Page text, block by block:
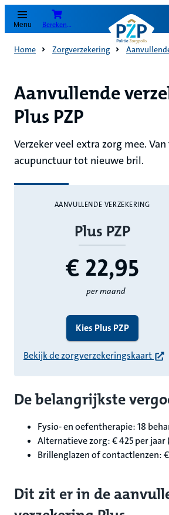
Menu Bereken je premie
Home Zorgverzekering
Aanvullende
Plus PZP
Verzeker veel extra zorg mee.
acupunctuur tot nieuwe bril.
AANVULLENDE VERZEKERING
Plus PZP
€ 22,95
per maand
Kies Plus PZP
Bekijk de zorgverzekeringskaart
De belangrijkste
Fysio- en oefentherapie: 18
Alternatieve zorg: € 425 per jaar
Brillenglazen of contactlenzen:
Dit zit er in de